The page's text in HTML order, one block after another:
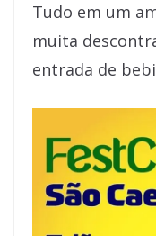
Tudo em um
muita
entrada de